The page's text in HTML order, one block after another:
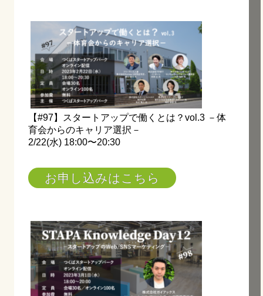
【#97】スタートアップで働くとは？vol.3 －体
育会からのキャリア選択－
2/22(水) 18:00〜20:30
お申し込みはこちら